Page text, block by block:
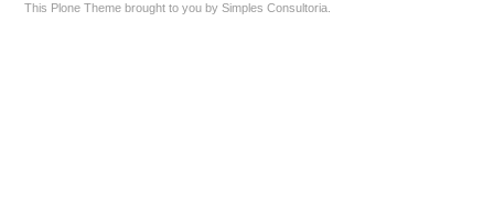
This Plone Theme brought to you by Simples Consultoria